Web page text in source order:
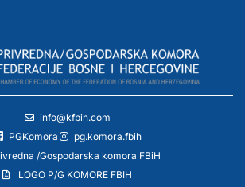
info@kfbih.com
PGKomora
pg.komora.fbih
/Gospodarska komora FBiH
LOGO P/G KOMORE FBIH